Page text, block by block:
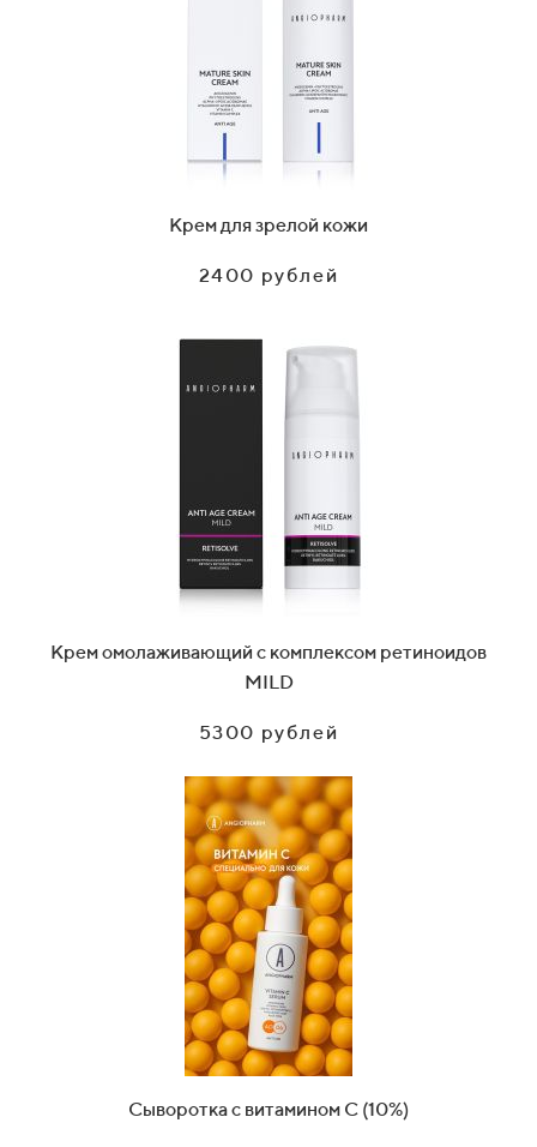
Крем для зрелой кожи
2400 рублей
Крем омолаживающий с комплексом ретиноидов
MILD
5300 рублей
Сыворотка с витамином C (10%)